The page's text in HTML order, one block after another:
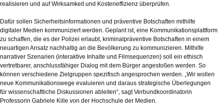
realisieren und auf Wirksamkeit und Kosteneffizienz überprüfen.
Dafür sollen Sicherheitsinformationen und präventive Botschaften mithilfe
digitaler Medien kommuniziert werden. Geplant ist, eine Kommunikationsplattform
zu schaffen, die es der Polizei erlaubt, kriminalpräventive Botschaften in einem
neuartigen Ansatz nachhaltig an die Bevölkerung zu kommunizieren. Mithilfe
narrativer Szenarien (interaktive Inhalte und Filmsequenzen) soll ein ethisch
vertretbarer, anschlussfähiger Dialog mit dem Bürger angestoßen werden. So
können verschiedene Zielgruppen spezifisch angesprochen werden. „Wir wollen
neue Kommunikationswege evaluieren und daraus strategische Überlegungen
für wissenschaftliche Diskussionen ableiten“, sagt Verbundkoordinatorin
Professorin Gabriele Kille von der Hochschule der Medien.